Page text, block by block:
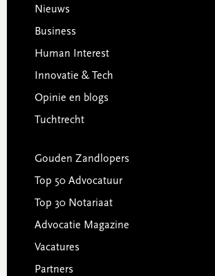
Footer
Nieuws
Business
Human Interest
Innovatie & Tech
Opinie en blogs
Tuchtrecht
Gouden Zandlopers
Top 50 Advocatuur
Top 30 Notariaat
Advocatie Magazine
Vacatures
Partners